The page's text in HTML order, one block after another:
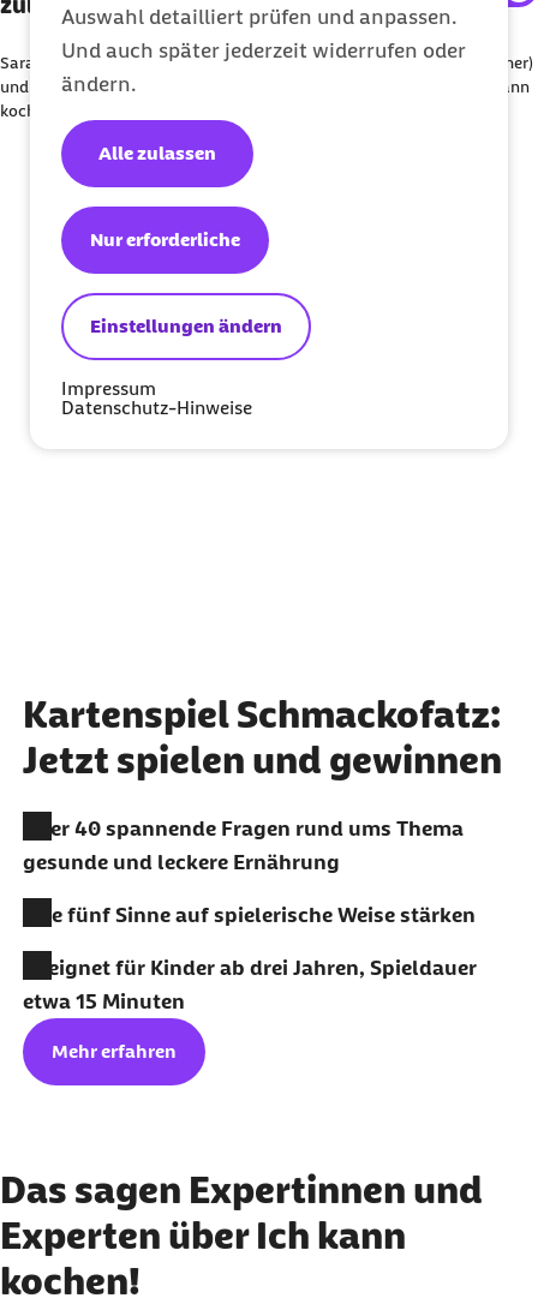
Auswahl detailliert prüfen und anpassen.
Und auch später jederzeit widerrufen oder
ändern.
Einstellungen ändern
Nur erforderliche
Alle zulassen
Impressum
Datenschutz-Hinweise
Sie können an dieser Stelle einstellen, alle externe
Inhalte auf der Website anzeigen zu lassen.
Ich bin damit einverstanden, dass personenbezogene
Daten an Drittplattform übermittelt werden. Mehr dazu
in unsererDatenschutzerklärung
Sarah Wiener, Prof. Dr. Christoph Straub (Vorstandsvorsitzender Barmer)
und Astrid Funken (Projektleiterin Barmer) stellen die Initiative Ich kann
kochen! vor
Kartenspiel Schmackofatz:
Jetzt spielen und gewinnen
Über 40 spannende Fragen rund ums Thema
gesunde und leckere Ernährung
Alle fünf Sinne auf spielerische Weise stärken
Geeignet für Kinder ab drei Jahren, Spieldauer
etwa 15 Minuten
Mehr erfahren
Das sagen Expertinnen und
Experten über Ich kann
kochen!